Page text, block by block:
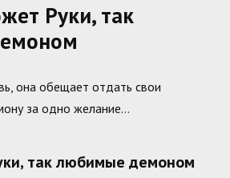
Руки, так
она обещает отдать свои
за одно желание…
так любимые демоном